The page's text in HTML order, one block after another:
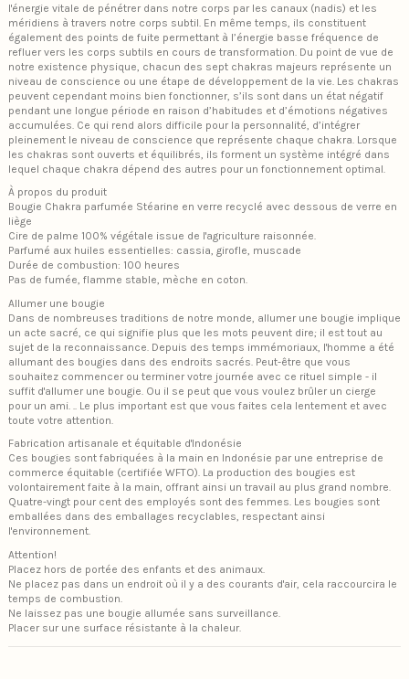
l'énergie vitale de pénétrer dans notre corps par les canaux (nadis) et les
méridiens à travers notre corps subtil. En même temps, ils constituent
également des points de fuite permettant à l’énergie basse fréquence de
refluer vers les corps subtils en cours de transformation. Du point de vue de
notre existence physique, chacun des sept chakras majeurs représente un
niveau de conscience ou une étape de développement de la vie. Les chakras
peuvent cependant moins bien fonctionner, s’ils sont dans un état négatif
pendant une longue période en raison d’habitudes et d’émotions négatives
accumulées. Ce qui rend alors difficile pour la personnalité, d’intégrer
pleinement le niveau de conscience que représente chaque chakra. Lorsque
les chakras sont ouverts et équilibrés, ils forment un système intégré dans
lequel chaque chakra dépend des autres pour un fonctionnement optimal.
À propos du produit
Bougie Chakra parfumée Stéarine en verre recyclé avec dessous de verre en
liège
Cire de palme 100% végétale issue de l'agriculture raisonnée.
Parfumé aux huiles essentielles: cassia, girofle, muscade
Durée de combustion: 100 heures
Pas de fumée, flamme stable, mèche en coton.
Allumer une bougie
Dans de nombreuses traditions de notre monde, allumer une bougie implique
un acte sacré, ce qui signifie plus que les mots peuvent dire; il est tout au
sujet de la reconnaissance. Depuis des temps immémoriaux, l'homme a été
allumant des bougies dans des endroits sacrés. Peut-être que vous
souhaitez commencer ou terminer votre journée avec ce rituel simple - il
suffit d'allumer une bougie. Ou il se peut que vous voulez brûler un cierge
pour un ami. .. Le plus important est que vous faites cela lentement et avec
toute votre attention.
Fabrication artisanale et équitable d'Indonésie
Ces bougies sont fabriquées à la main en Indonésie par une entreprise de
commerce équitable (certifiée WFTO). La production des bougies est
volontairement faite à la main, offrant ainsi un travail au plus grand nombre.
Quatre-vingt pour cent des employés sont des femmes. Les bougies sont
emballées dans des emballages recyclables, respectant ainsi
l'environnement.
Attention!
Placez hors de portée des enfants et des animaux.
Ne placez pas dans un endroit où il y a des courants d'air, cela raccourcira le
temps de combustion.
Ne laissez pas une bougie allumée sans surveillance.
Placer sur une surface résistante à la chaleur.